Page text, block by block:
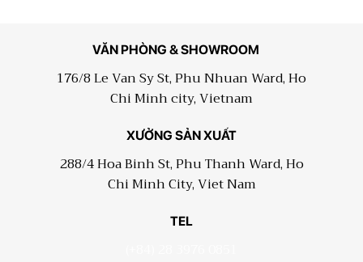
VĂN PHÒNG & SHOWROOM
176/8 Le Van Sy St, Phu Nhuan Ward, Ho
Chi Minh city, Vietnam
XƯỞNG SẢN XUẤT
288/4 Hoa Binh St, Phu Thanh Ward, Ho
Chi Minh City, Viet Nam
TEL